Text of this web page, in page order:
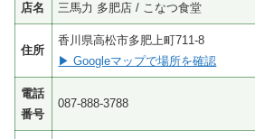
店名 三馬力 多肥店 / こなつ食堂
住所
香川県高松市多肥上町711-8
▶ Googleマップで場所を確認
電話
番号
087-888-3788